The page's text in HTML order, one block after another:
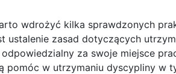
wdrożyć kilka sprawdzonych
ustalenie zasad dotyczących
za swoje miejsce
w utrzymaniu dyscypliny w